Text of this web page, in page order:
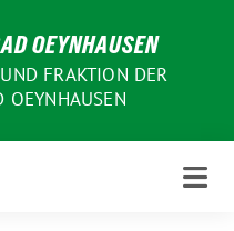
OEYNHAUSEN
FRAKTION DER
OEYNHAUSEN